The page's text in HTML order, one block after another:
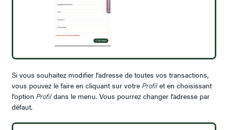
Si vous souhaitez modifier l’adresse de toutes vos transactions,
vous pouvez le faire en cliquant sur votre Profilet en choisissant
l’option Profildans le menu. Vous pourrez changer l’adresse par
défaut.